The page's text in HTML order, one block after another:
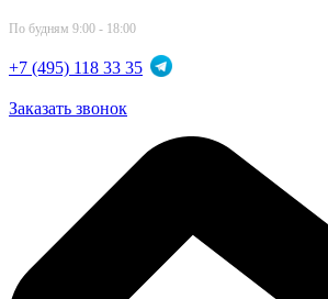
По будням 9:00 - 18:00
+7 (495) 118 33 35
Заказать звонок